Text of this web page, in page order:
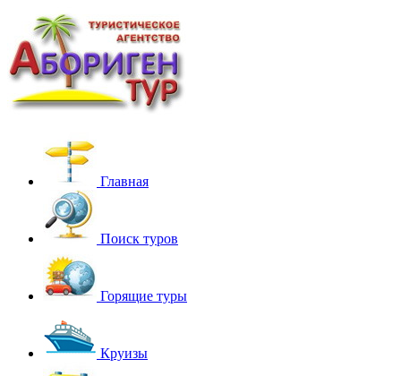
Главная
Поиск туров
Горящие туры
Круизы